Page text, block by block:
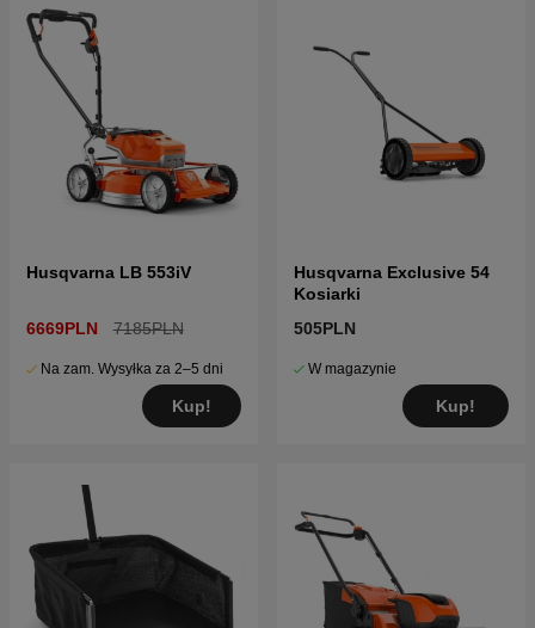
Husqvarna LB 553iV
6669PLN 7185PLN
Na zam. Wysyłka za 2–5 dni
Kup!
Husqvarna Exclusive 54
Kosiarki
505PLN
W magazynie
Kup!